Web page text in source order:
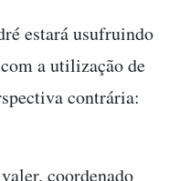
estará usufruindo
a utilização de
contrária:
coordenado